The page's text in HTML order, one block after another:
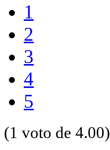
1
2
3
4
5
(1 voto de 4.00)